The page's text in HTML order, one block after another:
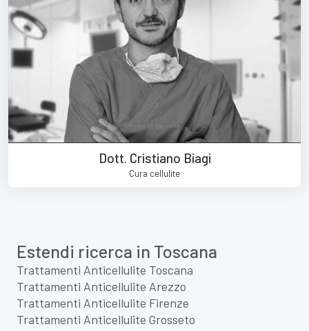
Dott. Cristiano Biagi
Cura cellulite
Estendi ricerca in Toscana
Trattamenti Anticellulite Toscana
Trattamenti Anticellulite Arezzo
Trattamenti Anticellulite Firenze
Trattamenti Anticellulite Grosseto